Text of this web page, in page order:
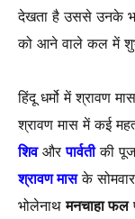
देखता है उससे उनके
को आने वाले कल में
हिंदू धर्मो में श्रावण
श्रावण मास में कई
शिवऔरपार्वतीकी
श्रावण मासके
भोलेनाथमनचाहा फल